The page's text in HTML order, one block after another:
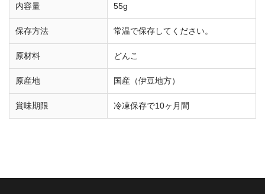
内容量 55g
保存方法 常温で保存してください。
原材料 どんこ
原産地 国産（伊豆地方）
賞味期限 冷凍保存で10ヶ月間